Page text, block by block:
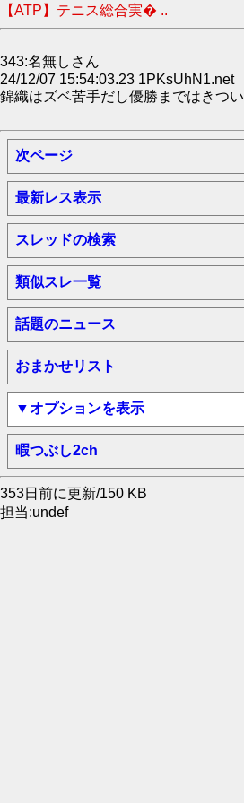
【ATP】テニス総合実� ..
343:名無しさん
24/12/07 15:54:03.23 1PKsUhN1.net
錦織はズベ苦手だし優勝まではきつい
次ページ
最新レス表示
スレッドの検索
類似スレ一覧
話題のニュース
おまかせリスト
▼オプションを表示
暇つぶし2ch
353日前に更新/150 KB
担当:undef